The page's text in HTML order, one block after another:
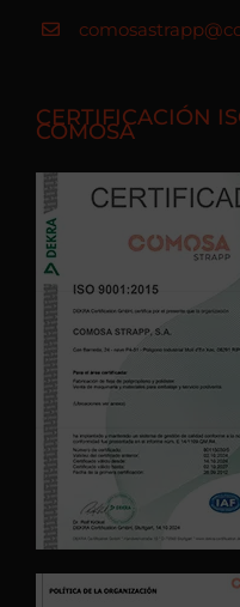
CERTIFICACIÓN
COMOSA